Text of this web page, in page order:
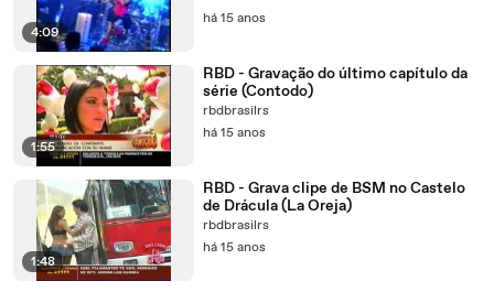
4:09
há 15 anos
1:55
RBD - Gravação do último capítulo da
série (Contodo)
rbdbrasilrs
há 15 anos
1:48
RBD - Grava clipe de BSM no Castelo
de Drácula (La Oreja)
rbdbrasilrs
há 15 anos